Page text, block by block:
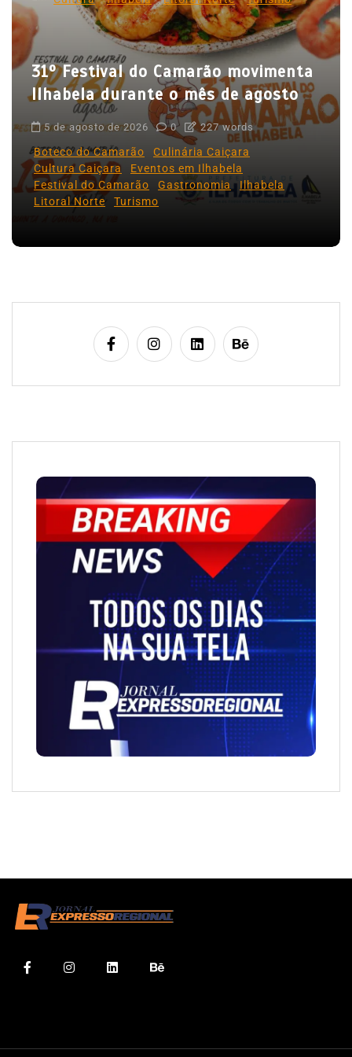
P
s
31º Festival do Camarão movimenta
Ilhabela durante o mês de agosto
5 de agosto de 2026 0 227 words
Boteco do Camarão
Culinária Caiçara
Cultura Caiçara
Eventos em Ilhabela
Festival do Camarão
Gastronomia
Ilhabela
Litoral Norte
Turismo